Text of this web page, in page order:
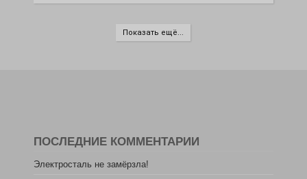
Показать ещё...
ПОСЛЕДНИЕ КОММЕНТАРИИ
Электросталь не замёрзла!